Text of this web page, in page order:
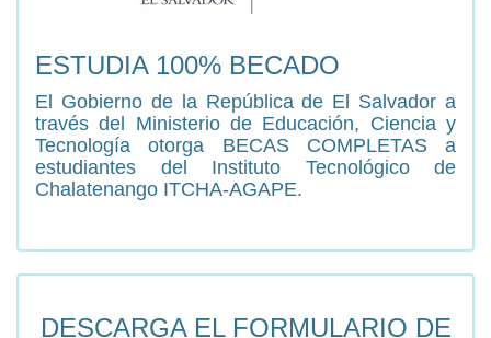
ESTUDIA 100% BECADO
El Gobierno de la República de El Salvador a
través del Ministerio de Educación, Ciencia y
Tecnología otorga BECAS COMPLETAS a
estudiantes del Instituto Tecnológico de
Chalatenango ITCHA-AGAPE.
DESCARGA EL FORMULARIO DE